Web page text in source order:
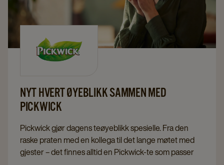
NYT HVERT ØYEBLIKK SAMMEN MED
PICKWICK
Pickwick gjør dagens teøyeblikk spesielle. Fra den
raske praten med en kollega til det lange møtet med
gjester – det finnes alltid en Pickwick-te som passer